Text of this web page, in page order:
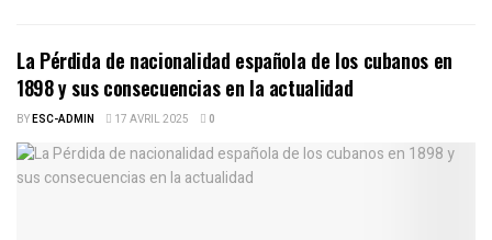
La Pérdida de nacionalidad española de los cubanos en
1898 y sus consecuencias en la actualidad
BYESC-ADMIN 17 AVRIL 2025 0